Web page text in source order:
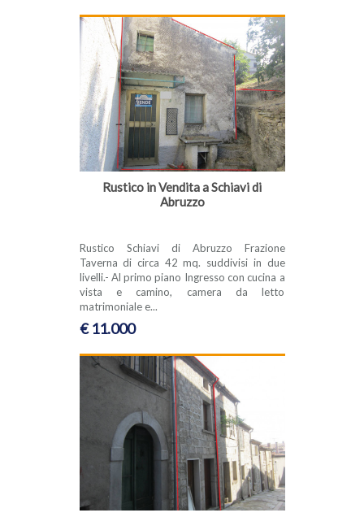
Rustico in Vendita a Schiavi di
Abruzzo
Rustico Schiavi di Abruzzo Frazione
Taverna di circa 42 mq. suddivisi in due
livelli.- Al primo piano Ingresso con cucina a
vista e camino, camera da letto
matrimoniale e...
€ 11.000